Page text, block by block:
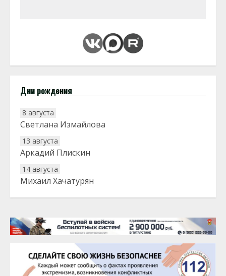
Дни рождения
8 августа
Светлана Измайлова
13 августа
Аркадий Плискин
14 августа
Михаил Хачатурян
20 августа
22 августа
Евгений Ефимов
25 августа
Сэсэгма Бубеева